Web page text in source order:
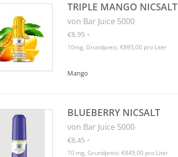
TRIPLE MANGO NICSALT
von Bar Juice 5000
€8,95 *
10mg, Grundpreis: €895,00 pro Liter
Mango
BLUEBERRY NICSALT
von Bar Juice 5000
€8,45 *
10 mg, Grundpreis: €845,00 pro Liter